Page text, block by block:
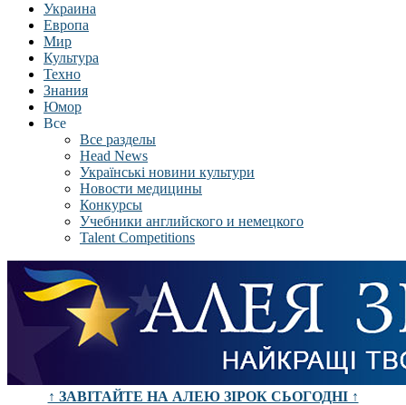
Украина
Европа
Мир
Культура
Техно
Знания
Юмор
Все
Все разделы
Head News
Українські новини культури
Новости медицины
Конкурсы
Учебники английского и немецкого
Talent Competitions
↑ ЗАВІТАЙТЕ НА АЛЕЮ ЗІРОК СЬОГОДНІ ↑